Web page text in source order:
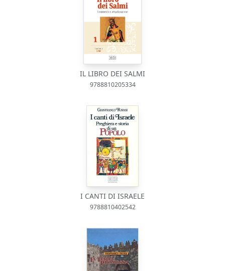
IL LIBRO DEI SALMI
9788810205334
I CANTI DI ISRAELE
9788810402542